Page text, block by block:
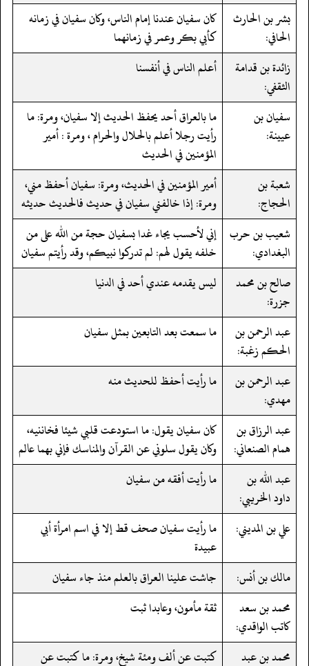
بشر بن الحارث
الحافي:
كان سفيان عندنا إمام الناس، وكان سفيان في زمانه
كأبي بكر وعمر في زمانهما
زائدة بن قدامة
الثقفي:
أعلم الناس في أنفسنا
سفيان بن
عيينة:
ما بالعراق أحد يحفظ الحديث إلا سفيان، ومرة: ما
رأيت رجلا أعلم بالحلال والحرام ، ومرة : أمير
المؤمنين في الحديث
شعبة بن
الحجاج:
أمير المؤمنين في الحديث، ومرة: سفيان أحفظ مني،
ومرة: إذا خالفني سفيان في حديث فالحديث حديثه
شعيب بن حرب
البغدادي:
إني لأحسب يجاء غدا بسفيان حجة من الله على من
خلفه يقول لهم: لم تدركوا نبيكم، وقد رأيتم سفيان
صالح بن محمد
جزرة:
ليس يقدمه عندي أحد في الدنيا
عبد الرحمن بن
الحكم زغبة:
ما سمعت بعد التابعين بمثل سفيان
عبد الرحمن بن
مهدي:
ما رأيت أحفظ للحديث منه
عبد الرزاق بن
همام الصنعاني:
كان سفيان يقول: ما استودعت قلبي شيئا فخاننيه،
وكان يقول سلوني عن القرآن والمناسك فإني بهما عالم
عبد الله بن
داود الخريبي:
ما رأيت أفقه من سفيان
علي بن المديني:
ما رأيت سفيان صحف قط إلا في اسم امرأة أبي
عبيدة
مالك بن أنس:
جاشت علينا العراق بالعلم منذ جاء سفيان
محمد بن سعد
كاتب الواقدي:
ثقة مأمون، وعابدا ثبت
محمد بن عبد
كتبت عن ألف ومئة شيخ، ومرة: ما كتبت عن